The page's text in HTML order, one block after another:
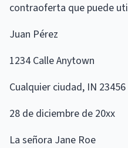
contraoferta que puede
Juan Pérez
1234 Calle Anytown
Cualquier ciudad, IN 23456
28 de diciembre de 20xx
La señora Jane Roe